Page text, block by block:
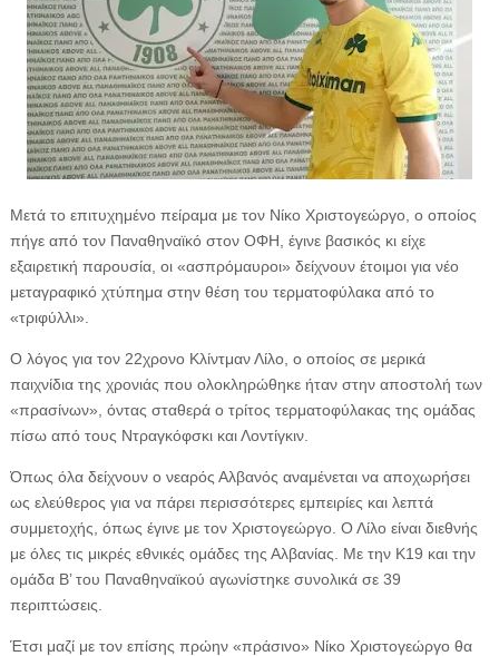
Μετά το επιτυχημένο πείραμα με τον Νίκο Χριστογεώργο, ο οποίος
πήγε από τον Παναθηναϊκό στον ΟΦΗ, έγινε βασικός κι είχε
εξαιρετική παρουσία, οι «ασπρόμαυροι» δείχνουν έτοιμοι για νέο
μεταγραφικό χτύπημα στην θέση του τερματοφύλακα από το
«τριφύλλι».
Ο λόγος για τον 22χρονο Κλίντμαν Λίλο, ο οποίος σε μερικά
παιχνίδια της χρονιάς που ολοκληρώθηκε ήταν στην αποστολή των
«πρασίνων», όντας σταθερά ο τρίτος τερματοφύλακας της ομάδας
πίσω από τους Ντραγκόφσκι και Λοντίγκιν.
Όπως όλα δείχνουν ο νεαρός Αλβανός αναμένεται να αποχωρήσει
ως ελεύθερος για να πάρει περισσότερες εμπειρίες και λεπτά
συμμετοχής, όπως έγινε με τον Χριστογεώργο. Ο Λίλο είναι διεθνής
με όλες τις μικρές εθνικές ομάδες της Αλβανίας. Με την Κ19 και την
ομάδα Β’ του Παναθηναϊκού αγωνίστηκε συνολικά σε 39
περιπτώσεις.
Έτσι μαζί με τον επίσης πρώην «πράσινο» Νίκο Χριστογεώργο θα